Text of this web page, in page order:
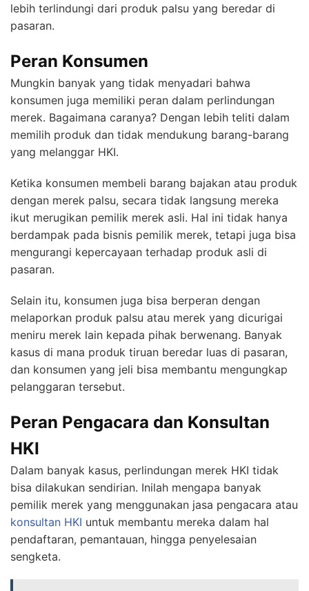
lebih terlindungi dari produk palsu yang beredar di
pasaran.
Peran Konsumen
Mungkin banyak yang tidak menyadari bahwa
konsumen juga memiliki peran dalam perlindungan
merek. Bagaimana caranya? Dengan lebih teliti dalam
memilih produk dan tidak mendukung barang-barang
yang melanggar HKI.
Ketika konsumen membeli barang bajakan atau produk
dengan merek palsu, secara tidak langsung mereka
ikut merugikan pemilik merek asli. Hal ini tidak hanya
berdampak pada bisnis pemilik merek, tetapi juga bisa
mengurangi kepercayaan terhadap produk asli di
pasaran.
Selain itu, konsumen juga bisa berperan dengan
melaporkan produk palsu atau merek yang dicurigai
meniru merek lain kepada pihak berwenang. Banyak
kasus di mana produk tiruan beredar luas di pasaran,
dan konsumen yang jeli bisa membantu mengungkap
pelanggaran tersebut.
Peran Pengacara dan Konsultan
HKI
Dalam banyak kasus, perlindungan merek HKI tidak
bisa dilakukan sendirian. Inilah mengapa banyak
pemilik merek yang menggunakan jasa pengacara atau
konsultan HKI untuk membantu mereka dalam hal
pendaftaran, pemantauan, hingga penyelesaian
sengketa.